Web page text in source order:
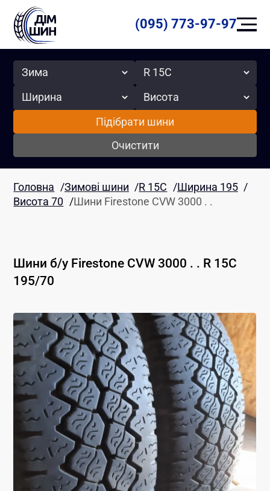
(095) 773-97-97
Сезон Радіус
Ширина Висота
Підібрати шини
Очистити
Головна /Зимові шини /R 15C /Ширина 195 /
Висота 70 /Шини Firestone CVW 3000 . .
Шини б/у Firestone CVW 3000 . . R 15C
195/70